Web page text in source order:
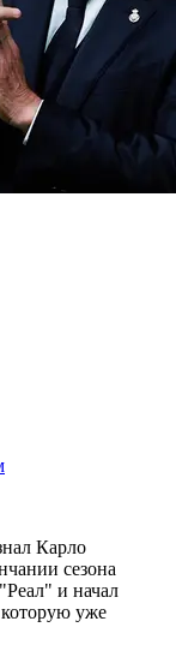
Карло
сезона
и начал
уже